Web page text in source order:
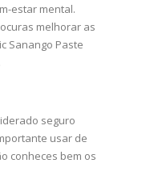
estar mental.
melhorar as
Sanango Paste
seguro
usar de
conheces bem os